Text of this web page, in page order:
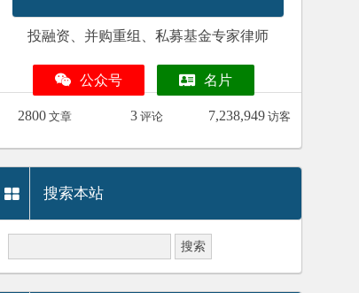
投融资、并购重组、私募基金专家律师
公众号 名片
2800 文章 3 评论 7,238,949 访客
搜索本站